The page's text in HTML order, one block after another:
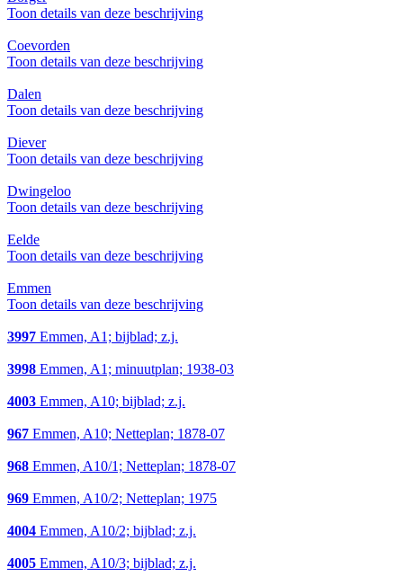
Toon details van deze beschrijving
Coevorden
Toon details van deze beschrijving
Dalen
Toon details van deze beschrijving
Diever
Toon details van deze beschrijving
Dwingeloo
Toon details van deze beschrijving
Eelde
Toon details van deze beschrijving
Emmen
Toon details van deze beschrijving
3997 Emmen, A1; bijblad; z.j.
3998 Emmen, A1; minuutplan; 1938-03
4003 Emmen, A10; bijblad; z.j.
967 Emmen, A10; Netteplan; 1878-07
968 Emmen, A10/1; Netteplan; 1878-07
969 Emmen, A10/2; Netteplan; 1975
4004 Emmen, A10/2; bijblad; z.j.
4005 Emmen, A10/3; bijblad; z.j.